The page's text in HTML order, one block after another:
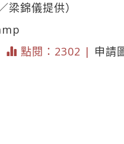
錦儀提供）
點閱：2302 | 申請